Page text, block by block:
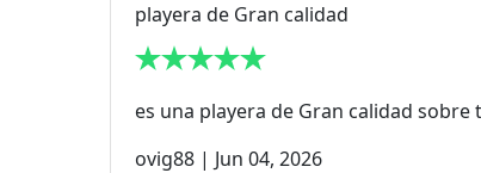
playera de Gran calidad
es una playera de Gran calidad
ovig88 | Jun 04, 2026